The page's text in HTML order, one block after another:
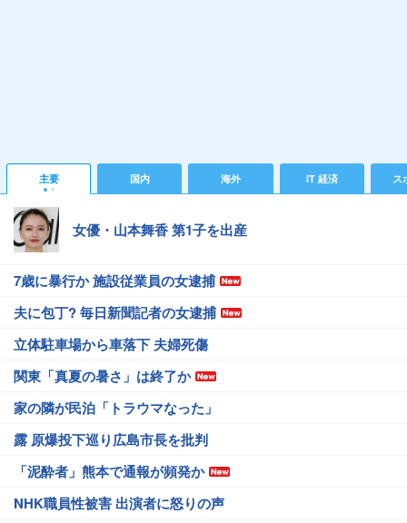
主要 国内 海外 IT 経済 ス
女優・山本舞香 第1子を出産
7歳に暴行か 施設従業員の女逮捕
夫に包丁? 毎日新聞記者の女逮捕
立体駐車場から車落下 夫婦死傷
関東「真夏の暑さ」は終了か
家の隣が民泊「トラウマなった」
露 原爆投下巡り広島市長を批判
「泥酔者」熊本で通報が頻発か
NHK職員性被害 出演者に怒りの声